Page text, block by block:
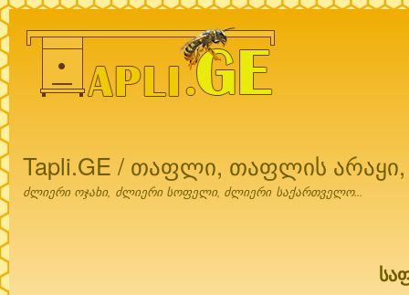
Tapli.GE / თაფლი, თაფლის
ძლიერი ოჯახი, ძლიერი სოფელი, ძლიერი საქართველო...